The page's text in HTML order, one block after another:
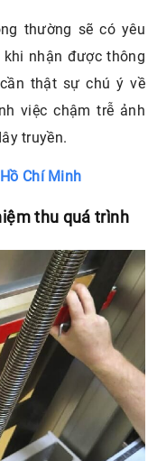
thường sẽ có yêu
nhận được thông
thật sự chú ý về
việc chậm trễ ảnh
truyền.
Chí Minh
thu quá trình